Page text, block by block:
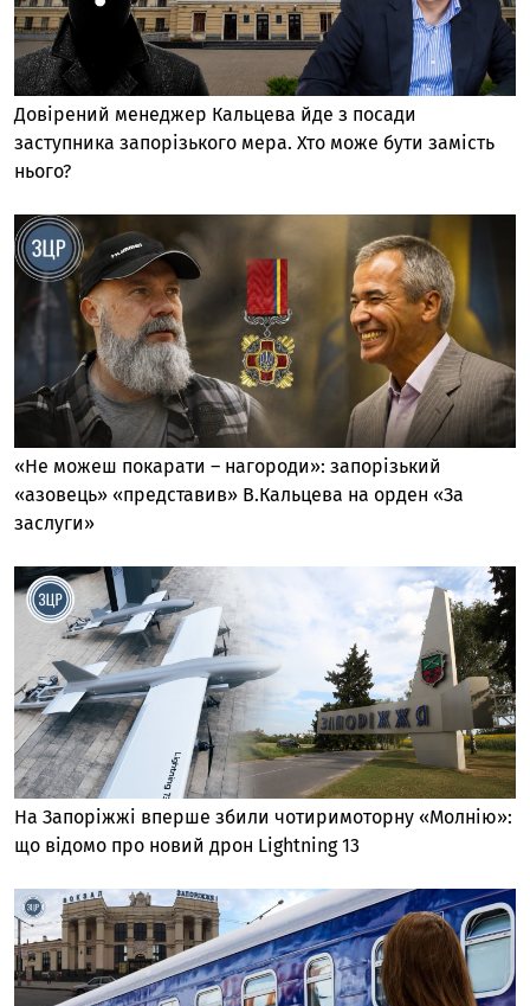
Довірений менеджер Кальцева йде з посади
заступника запорізького мера. Хто може бути замість
нього?
«Не можеш покарати – нагороди»: запорізький
«азовець» «представив» В.Кальцева на орден «За
заслуги»
На Запоріжжі вперше збили чотиримоторну «Молнію»:
що відомо про новий дрон Lightning 13